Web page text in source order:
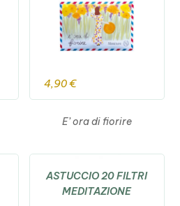
4,90€
E’ ora di fiorire
ASTUCCIO 20 FILTRI
MEDITAZIONE